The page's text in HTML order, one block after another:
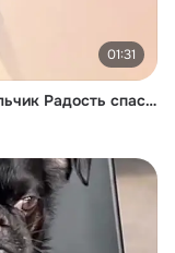
01:31
игровая мастерская Как кукла-колокольчик Радость спасла.mp4